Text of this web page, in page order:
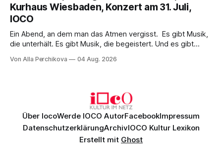
überzeugenden Gesamtleistung.
Kurhaus Wiesbaden, Konzert am 31. Juli,
IOCO
Ein Abend, an dem man das Atmen vergisst. Es gibt Musik,
die unterhält. Es gibt Musik, die begeistert. Und es gibt
Genau so war der Abend im Kurhaus Wiesbaden, an dem
Von Alla Perchikova 04 Aug. 2026
Über IocoWerde IOCO AutorFacebookImpressum
DatenschutzerklärungArchivIOCO Kultur Lexikon
Erstellt mit Ghost